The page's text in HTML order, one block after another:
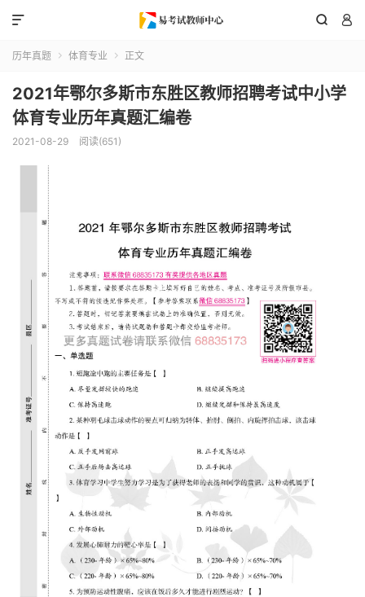
 

历年真题  体育专业  正文
2021年鄂尔多斯市东胜区教师招聘考试中小学
体育专业历年真题汇编卷
2021-08-29 阅读(651)